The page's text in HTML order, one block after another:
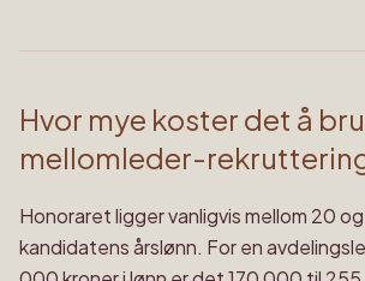
Hvor mye koster det å
mellomleder-
Honoraret ligger vanligvis mellom 20
kandidatens årslønn. For en